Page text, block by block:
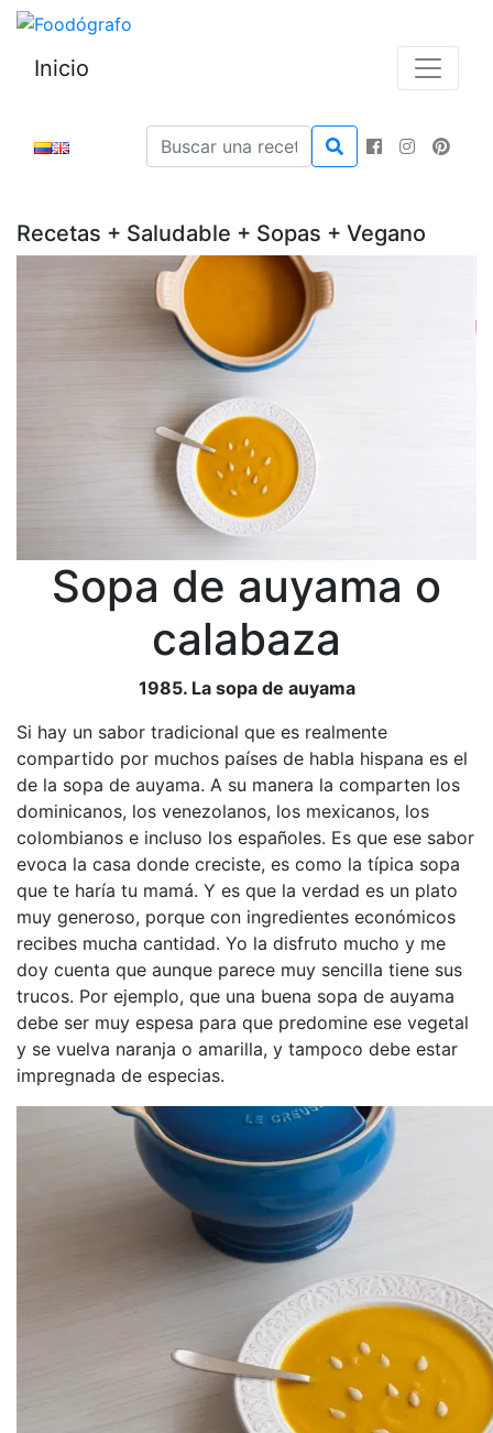
Inicio
Recetas + Saludable + Sopas + Vegano
Sopa de auyama o
calabaza
1985. La sopa de auyama
Si hay un sabor tradicional que es realmente
compartido por muchos países de habla hispana es el
de la sopa de auyama. A su manera la comparten los
dominicanos, los venezolanos, los mexicanos, los
colombianos e incluso los españoles. Es que ese sabor
evoca la casa donde creciste, es como la típica sopa
que te haría tu mamá. Y es que la verdad es un plato
muy generoso, porque con ingredientes económicos
recibes mucha cantidad. Yo la disfruto mucho y me
doy cuenta que aunque parece muy sencilla tiene sus
trucos. Por ejemplo, que una buena sopa de auyama
debe ser muy espesa para que predomine ese vegetal
y se vuelva naranja o amarilla, y tampoco debe estar
impregnada de especias.